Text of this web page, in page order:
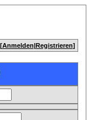
Anmelden|Registrieren]